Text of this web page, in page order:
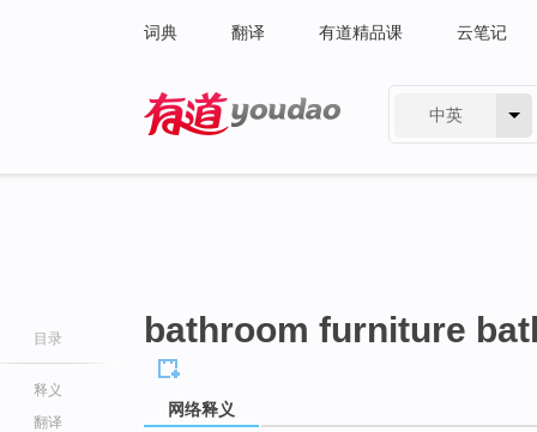
词典 翻译 有道精品课 云笔记
中英
目录
释义
翻译
bathroom furniture
网络释义